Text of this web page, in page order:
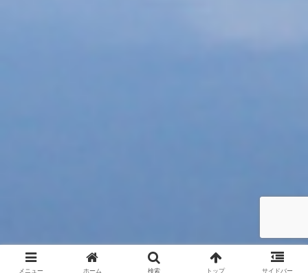
メニュー ホーム 検索 トップ サイドバー